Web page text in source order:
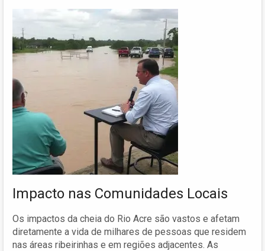
Impacto nas Comunidades Locais
Os impactos da cheia do Rio Acre são vastos e afetam
diretamente a vida de milhares de pessoas que residem
nas áreas ribeirinhas e em regiões adjacentes. As